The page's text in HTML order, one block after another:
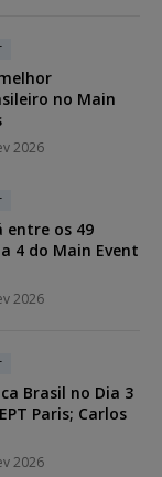
no Main
2026
entre os 49
4 do Main Event
2026
Brasil no Dia 3
Paris; Carlos
2026